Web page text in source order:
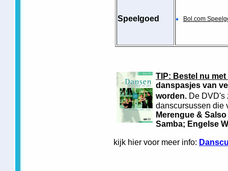
Speelgoed Bol.com
TIP: Bestel nu
danspasjes van
worden. De DVD's
danscursussen die
Merengue &
Samba; Engelse
kijk hier voor meer info: